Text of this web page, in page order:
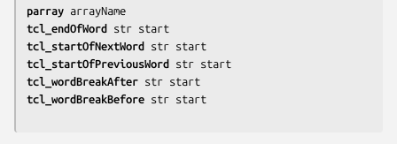
parray arrayName
tcl_endOfWord str start
tcl_startOfNextWord str start
tcl_startOfPreviousWord str start
tcl_wordBreakAfter str start
tcl_wordBreakBefore str start